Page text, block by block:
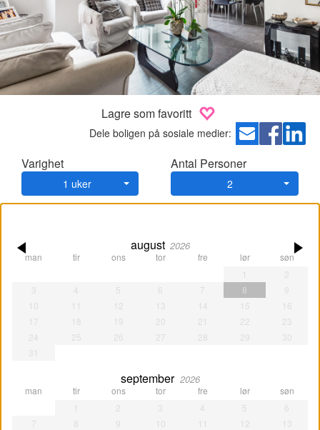
Lagre som favoritt
Dele boligen på sosiale medier:
Varighet
1 uker
Antal Personer
2
august 2026
man tir ons tor fre lør
søn
1
2
3
4 5 6 7 8
9
10
11 12 13 14 15
16
17
18 19 20 21 22
23
24
25 26 27 28 29
30
31
september 2026
man tir ons tor fre lør
søn
1
2 3 4 5
6
7
8 9 10 11 12
13